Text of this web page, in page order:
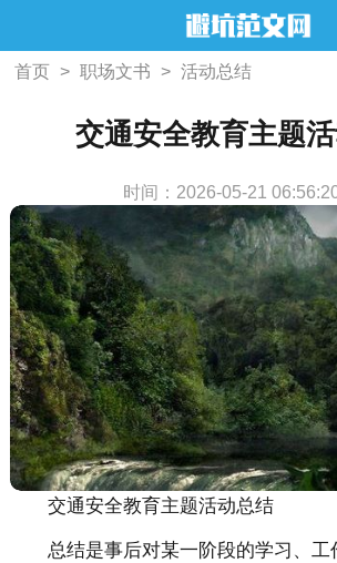
首页 > 职场文书 > 活动总结
交通安全教育主题
时间：2026-05-21
交通安全教育主题活动总结
总结是事后对某一阶段的学习、工